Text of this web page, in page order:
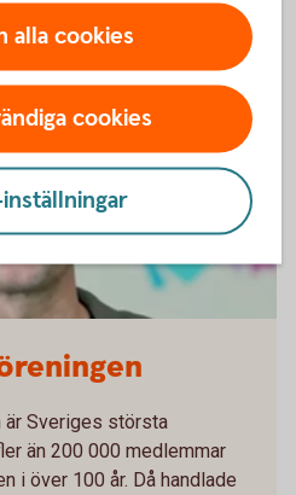
är Sveriges största
än 200 000 medlemmar
i över 100 år. Då handlade
alla cookies
cookies